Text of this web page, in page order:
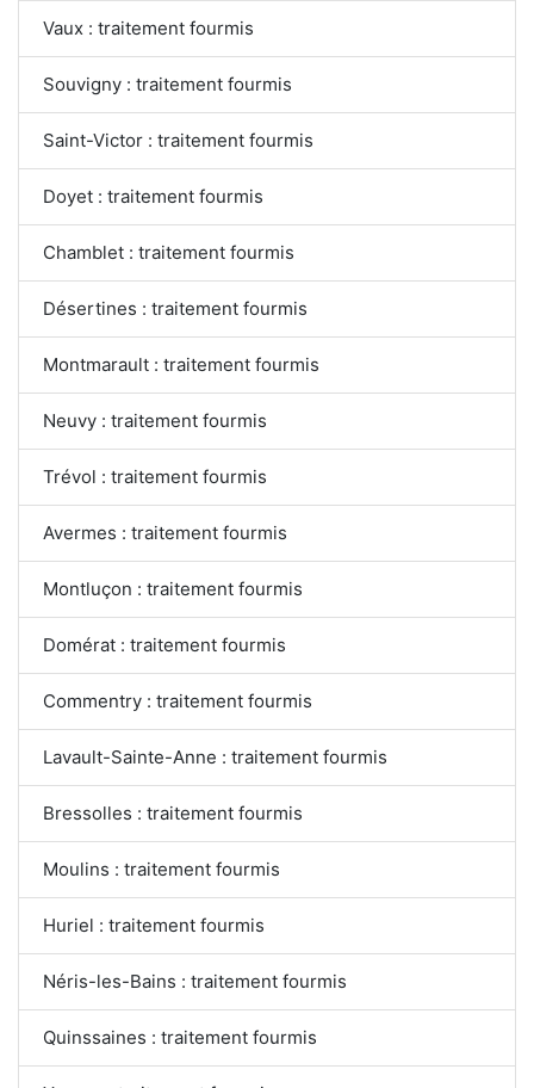
Vaux : traitement fourmis
Souvigny : traitement fourmis
Saint-Victor : traitement fourmis
Doyet : traitement fourmis
Chamblet : traitement fourmis
Désertines : traitement fourmis
Montmarault : traitement fourmis
Neuvy : traitement fourmis
Trévol : traitement fourmis
Avermes : traitement fourmis
Montluçon : traitement fourmis
Domérat : traitement fourmis
Commentry : traitement fourmis
Lavault-Sainte-Anne : traitement fourmis
Bressolles : traitement fourmis
Moulins : traitement fourmis
Huriel : traitement fourmis
Néris-les-Bains : traitement fourmis
Quinssaines : traitement fourmis